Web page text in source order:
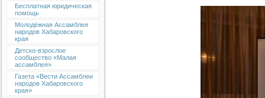
Бесплатная юридическая
помощь
Молодёжная Ассамблея
народов Хабаровского
края
Детско-взрослое
сообщество «Малая
ассамблея»
Газета «Вести Ассамблеи
народов Хабаровского
края»